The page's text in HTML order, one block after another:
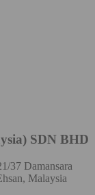
SDN BHD
37 Damansara
Malaysia